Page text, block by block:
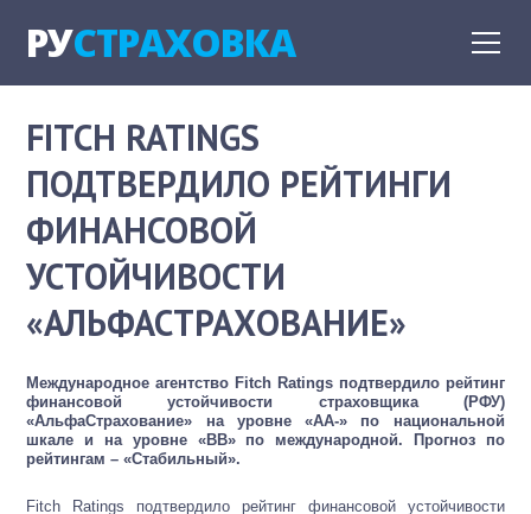
РУСТРАХОВКА
FITCH RATINGS
ПОДТВЕРДИЛО РЕЙТИНГИ
ФИНАНСОВОЙ
УСТОЙЧИВОСТИ
«АЛЬФАСТРАХОВАНИЕ»
Международное агентство Fitch Ratings подтвердило рейтинг
финансовой устойчивости страховщика (РФУ)
«АльфаСтрахование» на уровне «AA-» по национальной
шкале и на уровне «BB» по международной. Прогноз по
рейтингам – «Стабильный».
Fitch Ratings подтвердило рейтинг финансовой устойчивости